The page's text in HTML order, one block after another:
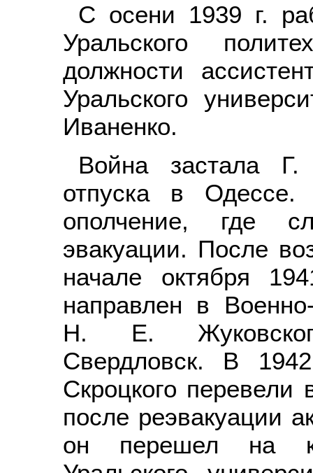
С осени 1939 г.
Уральского
должности
Уральского
Иваненко.
Война застала
отпуска в
ополчение, где
эвакуации. После
начале октября
направлен в
Н. Е.
Свердловск. В
Скроцкого перевели
после реэвакуации
он перешел на